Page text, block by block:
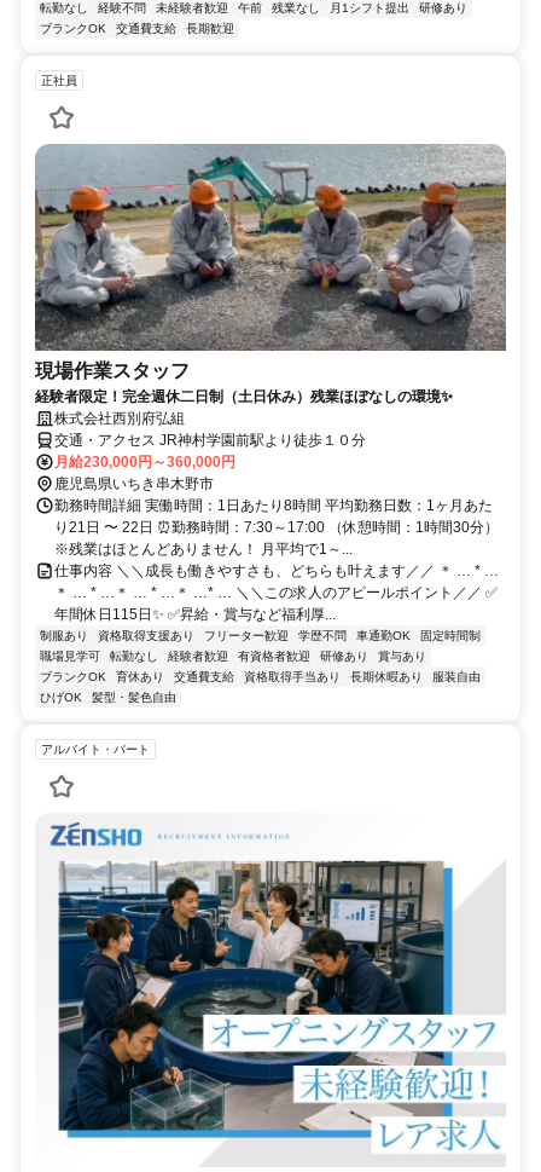
転勤なし
経験不問 未経験者歓迎 午前 残業なし 月1シフト提出
研修あり
ブランクOK
交通費支給 長期歓迎
正社員
現場作業スタッフ
経験者限定！完全週休二日制（土日休み）残業ほぼなしの環境✨
株式会社西別府弘組
交通・アクセス JR神村学園前駅より徒歩１０分
月給230,000円～360,000円
鹿児島県いちき串木野市
勤務時間詳細 実働時間：1日あたり8時間 平均勤務日数：1ヶ月あた
り21日 〜 22日 ⏰勤務時間：7:30～17:00 （休憩時間：1時間30分）
※残業はほとんどありません！ 月平均で1～...
仕事内容 ＼＼成長も働きやすさも、どちらも叶えます／／ ＊ … * …
＊ … * …＊ … * …＊ …* … ＼＼この求人のアピールポイント／／ ✅
年間休日115日✨ ✅昇給・賞与など福利厚...
制服あり 資格取得支援あり フリーター歓迎 学歴不問 車通勤OK
固定時間制
職場見学可
転勤なし 経験者歓迎 有資格者歓迎 研修あり
賞与あり
ブランクOK
育休あり 交通費支給 資格取得手当あり 長期休暇あり
服装自由
ひげOK
髪型・髪色自由
アルバイト・パート